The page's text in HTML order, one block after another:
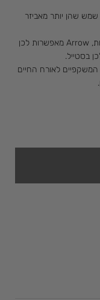
שהן יותר מאביזר
עם מסגרת אוברסייז מרשימה וזרועות עץ טבעיות, Arrow מאפשרות לכן
בסטייל.
לאורח החיים